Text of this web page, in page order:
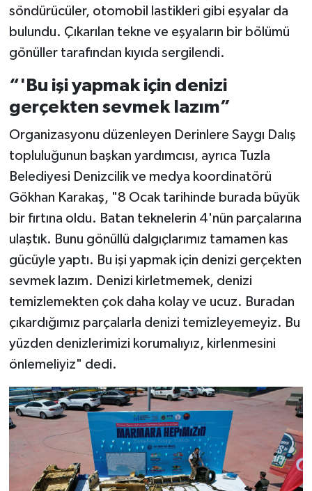
söndürücüler, otomobil lastikleri gibi eşyalar da
bulundu. Çıkarılan tekne ve eşyaların bir bölümü
gönüller tarafından kıyıda sergilendi.
“'Bu işi yapmak için denizi
gerçekten sevmek lazım”
Organizasyonu düzenleyen Derinlere Saygı Dalış
topluluğunun başkan yardımcısı, ayrıca Tuzla
Belediyesi Denizcilik ve medya koordinatörü
Gökhan Karakaş, "8 Ocak tarihinde burada büyük
bir fırtına oldu. Batan teknelerin 4'nün parçalarına
ulaştık. Bunu gönüllü dalgıçlarımız tamamen kas
gücüyle yaptı. Bu işi yapmak için denizi gerçekten
sevmek lazım. Denizi kirletmemek, denizi
temizlemekten çok daha kolay ve ucuz. Buradan
çıkardığımız parçalarla denizi temizleyemeyiz. Bu
yüzden denizlerimizi korumalıyız, kirlenmesini
önlemeliyiz" dedi.